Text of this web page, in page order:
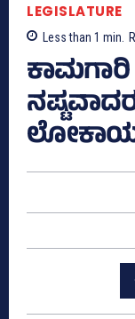
LEGISLATURE
Less than 1 min.